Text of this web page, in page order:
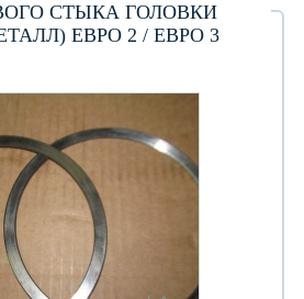
СТЫКА ГОЛОВКИ
ЕВРО 2 / ЕВРО 3